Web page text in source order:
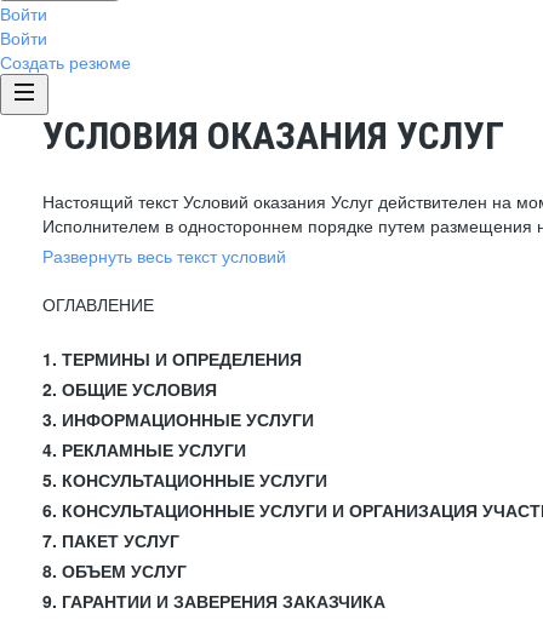
Войти
Войти
Создать резюме
УСЛОВИЯ ОКАЗАНИЯ УСЛУГ
Настоящий текст Условий оказания Услуг действителен на
Исполнителем в одностороннем порядке путем размещения
Развернуть весь текст условий
ОГЛАВЛЕНИЕ
1. ТЕРМИНЫ И ОПРЕДЕЛЕНИЯ
2. ОБЩИЕ УСЛОВИЯ
3. ИНФОРМАЦИОННЫЕ УСЛУГИ
4. РЕКЛАМНЫЕ УСЛУГИ
5. КОНСУЛЬТАЦИОННЫЕ УСЛУГИ
6. КОНСУЛЬТАЦИОННЫЕ УСЛУГИ И ОРГАНИЗАЦИЯ
7. ПАКЕТ УСЛУГ
8. ОБЪЕМ УСЛУГ
9. ГАРАНТИИ И ЗАВЕРЕНИЯ ЗАКАЗЧИКА